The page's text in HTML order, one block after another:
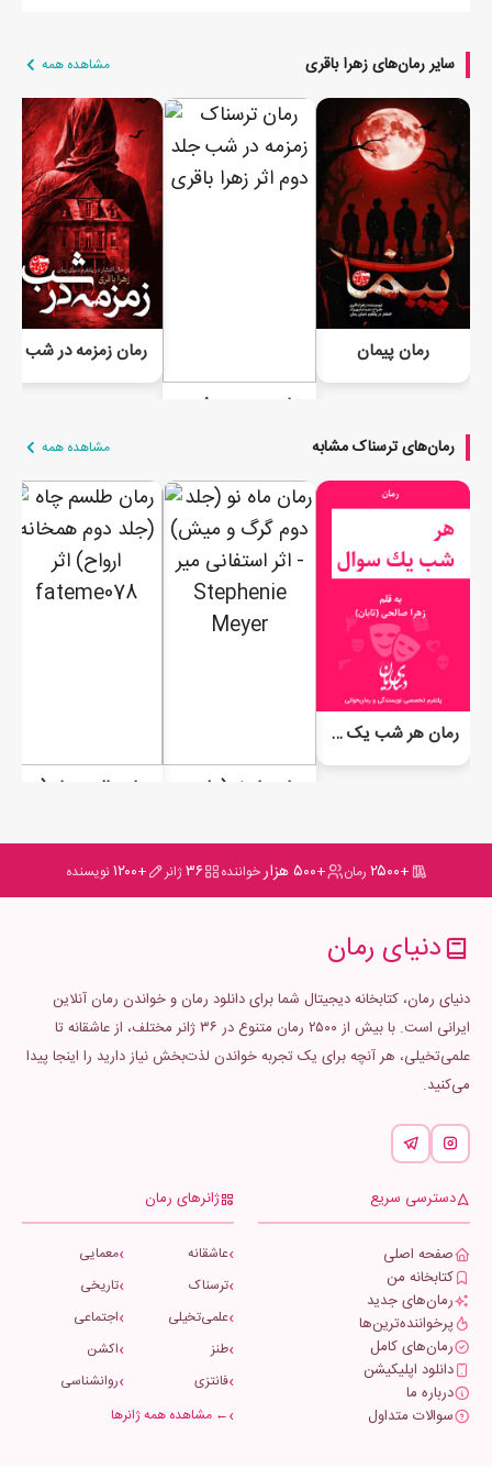
سایر رمان‌های زهرا باقری مشاهده همه
رمان پیمان
رمان زمزمه در شب
رمان‌های ترسناک مشابه مشاهده همه
رمان هر شب یک سوال
+۲۵۰۰ رمان +۵۰۰ هزار خواننده ۳۶ژانر +۱۲۰۰ نویسنده
دنیای رمان
دنیای رمان، کتابخانه دیجیتال شما برای دانلود رمان و خواندن رمان آنلاین
ایرانی است. با بیش از ۲۵۰۰ رمان متنوع در ۳۶ ژانر مختلف، از عاشقانه تا
علمی‌تخیلی، هر آنچه برای یک تجربه خواندن لذت‌بخش نیاز دارید را اینجا پیدا
می‌کنید.
دسترسی سریع
صفحه اصلی
کتابخانه من
رمان‌های جدید
پرخواننده‌ترین‌ها
رمان‌های کامل
دانلود اپلیکیشن
درباره ما
سوالات متداول
ژانرهای رمان
عاشقانه
معمایی
ترسناک
تاریخی
علمی‌تخیلی
اجتماعی
طنز
اکشن
فانتزی
روانشناسی
← مشاهده همه ژانرها